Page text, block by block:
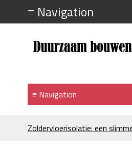
Zoldervloerisolatie: een